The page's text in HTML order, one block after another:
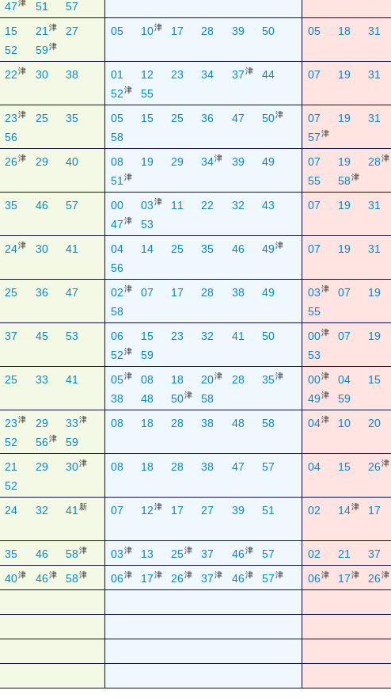
47 津 51 57
15 21 津
27
52 59津
05 10津 17 28 39 50 05 18 31
22 津 30
38
01 12 23 34 37津
44
52津 55
07 19 31
23 津 25
35
56
05 15 25 36 47 50津
58
07 19 31
57津
26津 29
40
08 19 29 34津 39
49
51 津
07 19 28津
55 58津
35 46 57 00 03津 11 22 32
43
47津 53
07 19 31
24津 30
41
04 14 25 35 46 49津
56
07 19 31
25 36
47
02津 07 17 28 38
49
58
03津 07 19
55
37 45 53 06 15 23 32 41
50
52津 59
00津 07 19
53
25 33
41
05津 08 18 20津 28 35津
38 48 50津 58
00津 04 15
49津 59
23 津 29 33津
52 56津 59
08 18 28 38 48 58 04津 10 20
21 29 30津
52
08 18 28 38 47 57 04 15 26津
24 32 41 新 07 12津 17 27 39 51 02 14津 17
35 46 58津 03津 13 25津 37 46津 57 02 21 37
40津 46津 58津 06津 17津 26津 37 津 46津 57津 06津 17津 26津